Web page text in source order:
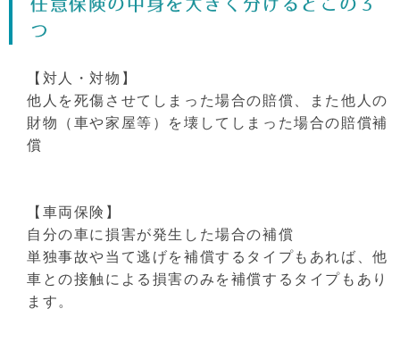
任意保険の中身を大きく分けるとこの３
つ
【対人・対物】
他人を死傷させてしまった場合の賠償、また他人の
財物（車や家屋等）を壊してしまった場合の賠償補
償
【車両保険】
自分の車に損害が発生した場合の補償
単独事故や当て逃げを補償するタイプもあれば、他
車との接触による損害のみを補償するタイプもあり
ます。